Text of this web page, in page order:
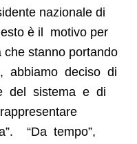
nazionale di
è il motivo per
stanno portando
abbiamo deciso di
del sistema e di
“Da tempo”,